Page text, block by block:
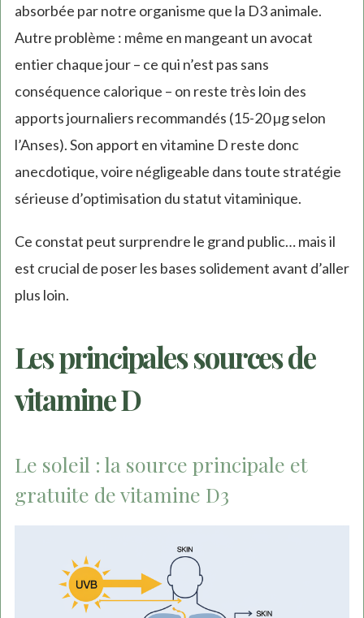
absorbée par notre organisme que la D3 animale.
Autre problème : même en mangeant un avocat
entier chaque jour – ce qui n’est pas sans
conséquence calorique – on reste très loin des
apports journaliers recommandés (15-20 µg selon
l’Anses). Son apport en vitamine D reste donc
anecdotique, voire négligeable dans toute stratégie
sérieuse d’optimisation du statut vitaminique.
Ce constat peut surprendre le grand public… mais il
est crucial de poser les bases solidement avant d’aller
plus loin.
Les principales sources de
vitamine D
Le soleil : la source principale et
gratuite de vitamine D3